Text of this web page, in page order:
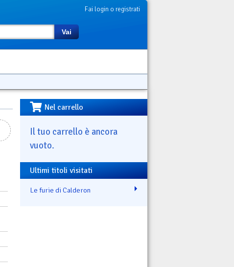
Fai login o registrati
Vai
Nel carrello
Il tuo carrello è ancora
vuoto.
Ultimi titoli visitati
Le furie di Calderon